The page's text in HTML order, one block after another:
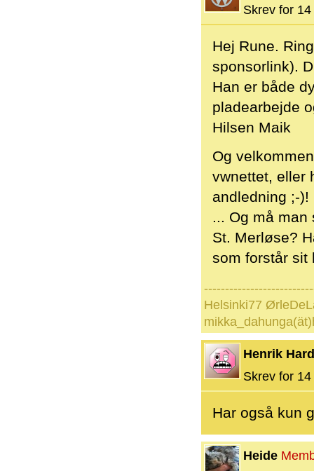
Skrev for
Hej Rune.
sponsorlink).
Han er både
pladearbejde
Hilsen Maik
Og
vwnettet, eller
andledning ;-
... Og må
St. Merløse?
som forstår
Helsinki77
Henrik
Skrev for
Har også kun
Heide